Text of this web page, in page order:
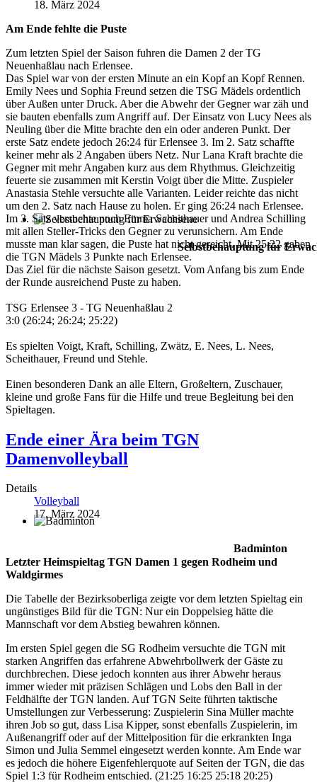
Selbstbehauptung für
Badminton
18. März 2024
Am Ende fehlte die Puste
Zum letzten Spiel der Saison fuhren die Damen 2 der TG
Neuenhaßlau nach Erlensee.
Das Spiel war von der ersten Minute an ein Kopf an Kopf Rennen.
Emily Nees und Sophia Freund setzen die TSG Mädels ordentlich
über Außen unter Druck. Aber die Abwehr der Gegner war zäh und
sie bauten ebenfalls zum Angriff auf. Der Einsatz von Lucy Nees als
Neuling über die Mitte brachte den ein oder anderen Punkt. Der
erste Satz endete jedoch 26:24 für Erlensee 3. Im 2. Satz schaffte
keiner mehr als 2 Angaben übers Netz. Nur Lana Kraft brachte die
Gegner mit mehr Angaben kurz aus dem Rhythmus. Gleichzeitig
feuerte sie zusammen mit Kerstin Voigt über die Mitte. Zuspieler
Anastasia Stehle versuchte alle Varianten. Leider reichte das nicht
um den 2. Satz nach Hause zu holen. Er ging 26:24 nach Erlensee.
Im 3. Satz versuchte noch Emma Scheithauer und Andrea Schilling
mit allen Steller-Tricks den Gegner zu verunsichern. Am Ende
musste man klar sagen, die Puste hat nicht gereicht. Mit 25:22 gaben
die TGN Mädels 3 Punkte nach Erlensee.
Das Ziel für die nächste Saison gesetzt. Vom Anfang bis zum Ende
der Runde ausreichend Puste zu haben.
TSG Erlensee 3 - TG Neuenhaßlau 2
3:0 (26:24; 26:24; 25:22)
Es spielten Voigt, Kraft, Schilling, Zwätz, E. Nees, L. Nees,
Scheithauer, Freund und Stehle.
Einen besonderen Dank an alle Eltern, Großeltern, Zuschauer,
kleine und große Fans für die Hilfe und treue Begleitung bei den
Spieltagen.
Ende einer Ära beim TGN
Damenvolleyball
Details
Volleyball
17. März 2024
Letzter Heimspieltag TGN Damen 1 gegen Rodheim und
Waldgirmes
Die Tabelle der Bezirksoberliga zeigte vor dem letzten Spieltag ein
ungünstiges Bild für die TGN: Nur ein Doppelsieg hätte die
Mannschaft vor dem Abstieg bewahren können.
Im ersten Spiel gegen die SG Rodheim versuchte die TGN mit
starken Angriffen das erfahrene Abwehrbollwerk der Gäste zu
durchbrechen. Diese jedoch konnten aus ihrer Abwehr heraus
immer wieder mit präzisen Schlägen und Lobs den Ball in der
Feldhälfte der TGN landen. Auf TGN Seite führten taktische
Umstellungen zur Verbesserung: Zuspielerin Sina Müller machte
ihren Job so gut, dass Lisa Kipper, sonst ebenfalls Zuspielerin, im
Außenangriff oder auf der Mittelposition für die erkrankten Inga
Simon und Julia Semmel eingesetzt werden konnte. Am Ende war
es jedoch die höhere Eigenfehlerquote auf Seiten der TGN, die das
Spiel 1:3 für Rodheim entschied. (21:25 16:25 25:18 20:25)